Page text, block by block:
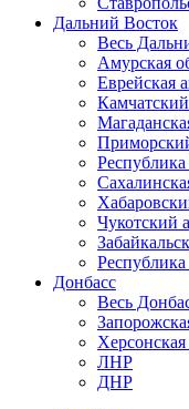
Дальний Восток
Весь
Амурская
Еврейская
Чукотский
Донбасс
Весь
Херсонская
ЛНР
ДНР